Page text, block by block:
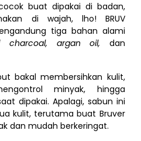
buat dipakai di badan,
di wajah, lho! BRUV
tiga bahan alami
charcoal, argan oil, dan
bakal membersihkan kulit,
minyak, hingga
dipakai. Apalagi, sabun ini
kulit, terutama buat Bruver
dan mudah berkeringat.